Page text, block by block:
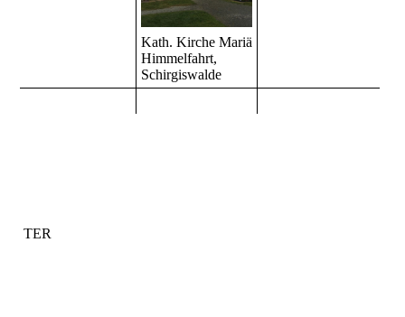
Kath. Kirche Mariä
Himmelfahrt,
Schirgiswalde
TER